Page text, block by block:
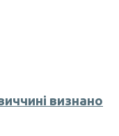
визнано